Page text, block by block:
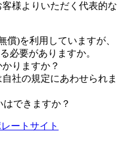
様よりいただく代表的な
償)を利用していますが、
必要がありますか。
りますか？
社の規定にあわせられま
できますか？
ートサイト